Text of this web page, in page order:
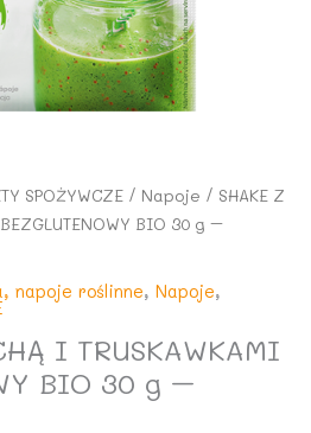
SPOŻYWCZE / Napoje / SHAKE Z
BEZGLUTENOWY BIO 30 g –
napoje roślinne, Napoje,
I TRUSKAWKAMI
BIO 30 g –